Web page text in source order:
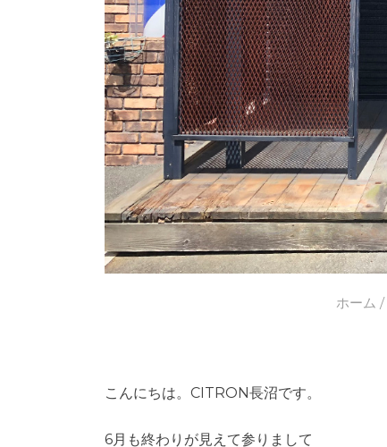
ホーム /
こんにちは。CITRON長沼です。
6月も終わりが見えて参りまして